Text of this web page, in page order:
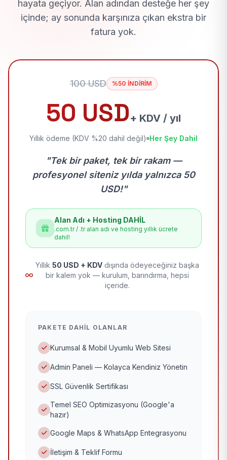
hayata geçiyor. Alan adından desteğe her şey
içinde; ay sonunda karşınıza çıkan ekstra bir
fatura yok.
100 USD %50 İNDİRİM
50 USD+ KDV / yıl
Yıllık ödeme (KDV %20 dahil değil) Her Şey Dahil
"Tek bir paket, tek bir rakam —
profesyonel siteniz yılda yalnızca 50
USD!"
Alan Adı + Hosting DAHİL
.com.tr / .tr alan adı ve hosting yıllık ücrete
dahil!
Yıllık 50 USD + KDV dışında ödeyeceğiniz başka
bir kalem yok — kurulum, barındırma, hepsi
içeride.
PAKETE DAHIL OLANLAR
Kurumsal & Mobil Uyumlu Web Sitesi
Admin Paneli — Kolayca Kendiniz Yönetin
SSL Güvenlik Sertifikası
Temel SEO Optimizasyonu (Google'a
hazır)
Google Maps & WhatsApp Entegrasyonu
İletişim & Teklif Formu